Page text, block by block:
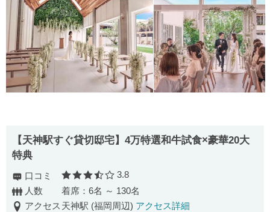
【天神駅すぐ貸切邸宅】4万特選和牛試食×豪華20大
特典
口コミ 口コミ評価
3.8
人数
着席：6名 ～ 130名
アクセス 天神駅 (福岡周辺) アクセス詳細